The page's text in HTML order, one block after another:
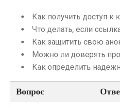
Как получить доступ к
Что делать, если
Как защитить свою
Можно ли доверять
Как определить
Вопрос